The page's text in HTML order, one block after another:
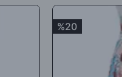
Değişim ya da ücret
%20